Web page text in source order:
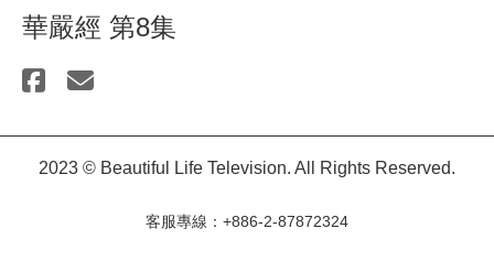
華嚴經 第8集
2023 © Beautiful Life Television. All Rights Reserved.
客服專線：+886-2-87872324